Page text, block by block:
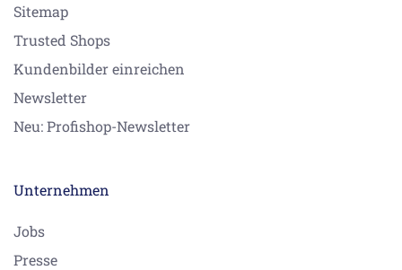
Sitemap
Trusted Shops
Kundenbilder einreichen
Newsletter
Neu: Profishop-Newsletter
Unternehmen
Jobs
Presse